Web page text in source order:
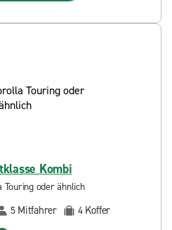
Kombi
Touring oder ähnlich
5 Mitfahrer 4 Koffer